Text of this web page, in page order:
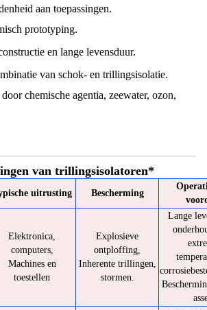
aan toepassingen.
prototyping.
en lange levensduur.
van schok- en trillingsisolatie.
chemische agentia, zeewater, ozon,
van trillingsisolatoren*
uitrusting Bescherming
Elektronica,
computers,
Machines en
toestellen
Explosieve
ontploffing,
Inherente trillingen,
stormen.
Lange